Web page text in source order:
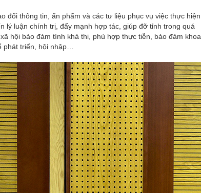
đổi thông tin, ấn phẩm và các tư liệu phục vụ việc thực hiện
lý luận chính trị, đẩy mạnh hợp tác, giúp đỡ tỉnh trong quá
hội bảo đảm tính khả thi, phù hợp thực tiễn, bảo đảm khoa
phát triển, hội nhập…